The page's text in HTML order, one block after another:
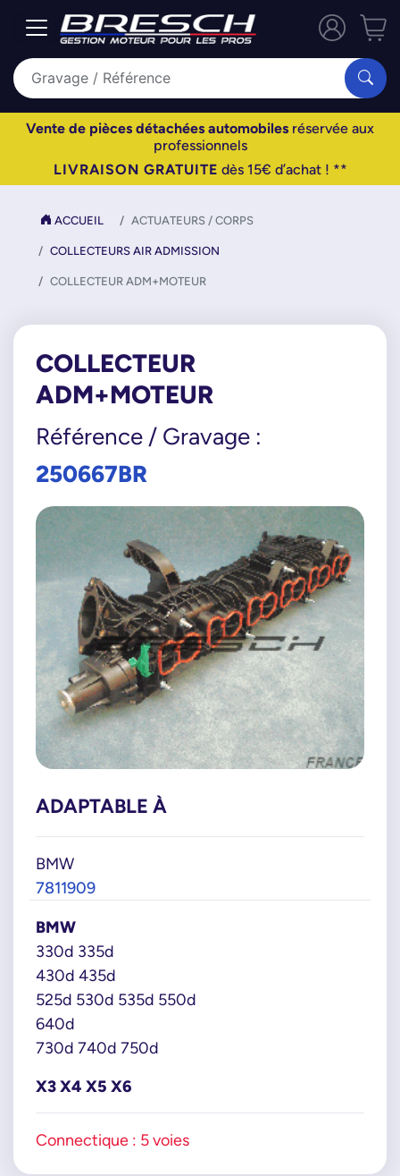
Vente de pièces détachées automobiles réservée aux
professionnels
LIVRAISON GRATUITE dès 15€ d’achat ! **
ACCUEIL ACTUATEURS / CORPS
COLLECTEURS AIR ADMISSION
COLLECTEUR ADM+MOTEUR
COLLECTEUR
ADM+MOTEUR
Référence / Gravage :
250667BR
ADAPTABLE À
BMW
7811909
BMW
330d 335d
430d 435d
525d 530d 535d 550d
640d
730d 740d 750d
X3 X4 X5 X6
Connectique : 5 voies